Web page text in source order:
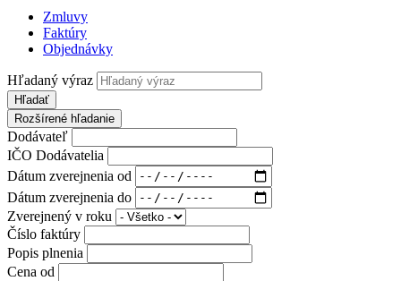
Zmluvy
Faktúry
Objednávky
Hľadaný výraz
Hľadať
Rozšírené hľadanie
Dodávateľ
IČO Dodávatelia
Dátum zverejnenia od
Dátum zverejnenia do
Zverejnený v roku
Číslo faktúry
Popis plnenia
Cena od